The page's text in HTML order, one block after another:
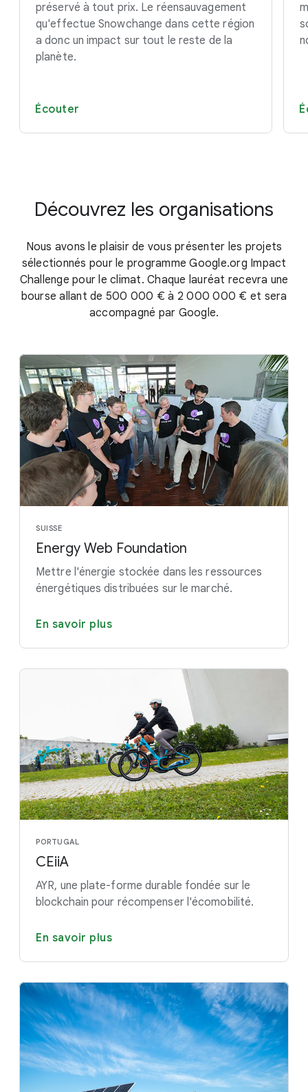
préservé à tout prix. Le réensauvagement
qu'effectue Snowchange dans cette région
a donc un impact sur tout le reste de la
planète.
Écouter
Découvrez les organisations
Nous avons le plaisir de vous présenter les projets
sélectionnés pour le programme Google.org Impact
Challenge pour le climat. Chaque lauréat recevra une
bourse allant de 500 000 € à 2 000 000 € et sera
accompagné par Google.
SUISSE
Energy Web Foundation
Mettre l'énergie stockée dans les ressources
énergétiques distribuées sur le marché.
En savoir plus
PORTUGAL
CEiiA
AYR, une plate-forme durable fondée sur le
blockchain pour récompenser l'écomobilité.
En savoir plus